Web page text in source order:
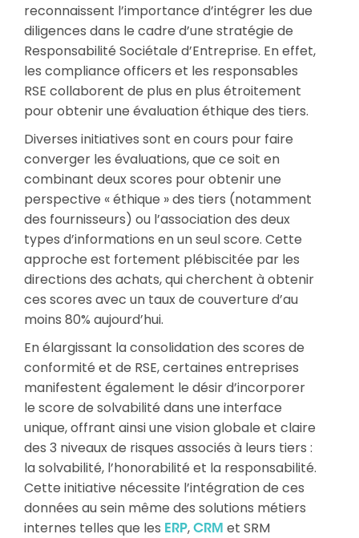
reconnaissent l’importance d’intégrer les due
diligences dans le cadre d’une stratégie de
Responsabilité Sociétale d’Entreprise. En effet,
les compliance officers et les responsables
RSE collaborent de plus en plus étroitement
pour obtenir une évaluation éthique des tiers.
Diverses initiatives sont en cours pour faire
converger les évaluations, que ce soit en
combinant deux scores pour obtenir une
perspective « éthique » des tiers (notamment
des fournisseurs) ou l’association des deux
types d’informations en un seul score. Cette
approche est fortement plébiscitée par les
directions des achats, qui cherchent à obtenir
ces scores avec un taux de couverture d’au
moins 80% aujourd’hui.
En élargissant la consolidation des scores de
conformité et de RSE, certaines entreprises
manifestent également le désir d’incorporer
le score de solvabilité dans une interface
unique, offrant ainsi une vision globale et claire
des 3 niveaux de risques associés à leurs tiers :
la solvabilité, l’honorabilité et la responsabilité.
Cette initiative nécessite l’intégration de ces
données au sein même des solutions métiers
internes telles que les ERP, CRM et SRM